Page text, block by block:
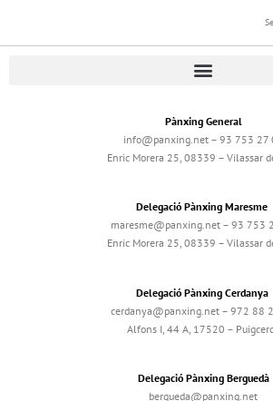
Pànxing General
info@panxing.net – 93 753 27
Enric Morera 25, 08339 – Vilassar
Delegació Pànxing Maresme
maresme@panxing.net – 93 753
Enric Morera 25, 08339 – Vilassar
Delegació Pànxing Cerdanya
cerdanya@panxing.net – 972 88
Alfons I, 44 A, 17520 –
Delegació Pànxing Berguedà
bergueda@panxing.net